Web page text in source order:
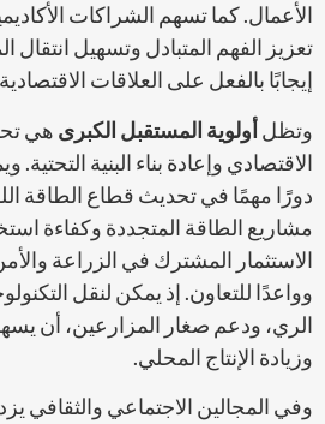
الأعمال. كما تسهم الشراكات
تعزيز الفهم المتبادل وتسهيل
إيجابًا بالفعل على العلاقات
وتظلأولوية المستقبل الكبرى هي
الاقتصادي وإعادة بناء البنية التحتية.
دورًا مهمًا في تحديث قطاع الطاقة
مشاريع الطاقة المتجددة وكفاءة
الاستثمار المشترك في الزراعة
وواعدًا للتعاون. إذ يمكن لنقل
الري، ودعم صغار المزارعين، أن
وزيادة الإنتاج المحلي.
وفي المجالين الاجتماعي والثقافي